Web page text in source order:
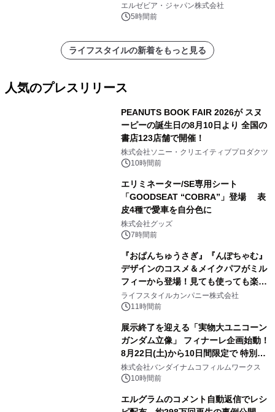
エルゼビア・ジャパン株式会社
5時間前
ライフスタイルの新着をもっと見る
人気のプレスリリース
PEANUTS BOOK FAIR 2026が スヌ
ーピーの誕生日の8月10日より 全国の
書店123店舗で開催！
株式会社ソニー・クリエイティブプロダクツ
10時間前
エリミネーター/SE専用シート
「GOODSEAT “COBRA”」登場 表
皮4種で愛車を自分色に
株式会社グッズ
7時間前
『おぱんちゅうさぎ』『んぽちゃむ』
デザインのコスメ＆メイクパフがミル
フィーから登場！見ても使っても楽し
い、ポップでキュートなコレクショ
ン。
ライフスタイルカンパニー株式会社
11時間前
展示終了を迎える「実物大ユニコーン
ガンダム立像」 フィナーレ企画始動！
8月22日(土)から10日間限定で 特別映
像『UNICORN GUNDAM Statue ―
BEYOND POSSIBILITY ―』を上映！
株式会社バンダイナムコフィルムワークス
10時間前
エルグラムのコメント自動返信でレシ